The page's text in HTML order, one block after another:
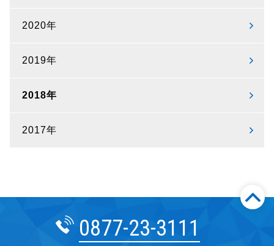
2020年
2019年
2018年
2017年
0877-23-3111